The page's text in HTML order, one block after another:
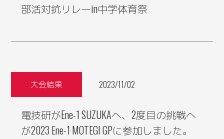
部活対抗リレーin中学体育祭
2023/11/02
大会結果
電技研がEne-1 SUZUKAへ、2度目の挑戦へ
が2023 Ene-1 MOTEGI GPに参加しました。